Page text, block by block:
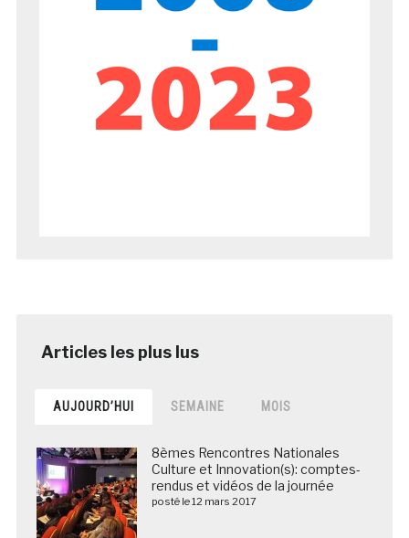
AUJOURD’HUI SEMAINE MOIS
8èmes Rencontres Nationales
Culture et Innovation(s): comptes-
rendus et vidéos de la journée
posté le 12 mars 2017